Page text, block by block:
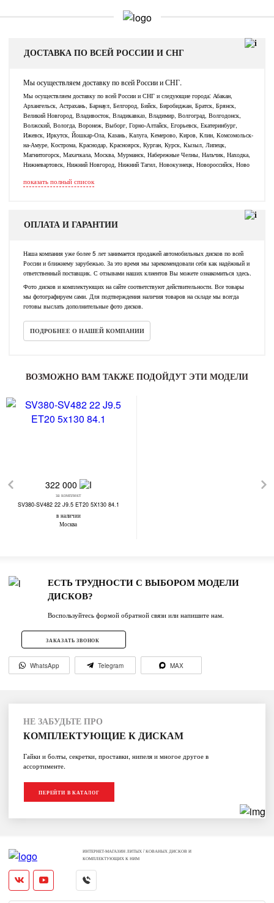
ДОСТАВКА ПО ВСЕЙ РОССИИ И СНГ
Мы осуществляем доставку по всей России и СНГ.
Мы осуществляем доставку по всей России и СНГ и следующие города: Абакан,
Архангельск, Астрахань, Барнаул, Белгород, Бийск, Биробиджан, Братск, Брянск,
Великий Новгород, Владивосток, Владикавказ, Владимир, Волгоград, Волгодонск,
Волжский, Вологда, Воронеж, Выборг, Горно-Алтайск, Егорьевск, Екатеринбург,
Ижевск, Иркутск, Йошкар-Ола, Казань, Калуга, Кемерово, Киров, Клин, Комсомольск-
на-Амуре, Кострома, Краснодар, Красноярск, Курган, Курск, Кызыл, Липецк,
Магнитогорск, Махачкала, Москва, Мурманск, Набережные Челны, Нальчик, Находка,
Нижневартовск, Нижний Новгород, Нижний Тагил, Новокузнецк, Новороссийск, Ново
показать полный список
ОПЛАТА И ГАРАНТИИ
Наша компания уже более 5 лет занимается продажей автомобильных дисков по всей
России и ближнему зарубежью. За это время мы зарекомендовали себя как надёжный и
ответственный поставщик. С отзывами наших клиентов Вы можете ознакомиться здесь.
Фото дисков и комплектующих на сайте соответствуют действительности. Все товары
мы фотографируем сами. Для подтверждения наличия товаров на складе мы всегда
готовы выслать дополнительные фото дисков.
ПОДРОБНЕЕ О НАШЕЙ КОМПАНИИ
ВОЗМОЖНО ВАМ ТАКЖЕ ПОДОЙДУТ ЭТИ МОДЕЛИ
322 000
за комплект
SV380-SV482 22 J9.5 ET20 5X130 84.1
в наличии
Москва
ЕСТЬ ТРУДНОСТИ С ВЫБОРОМ МОДЕЛИ
ДИСКОВ?
Воспользуйтесь формой обратной связи или напишите нам.
ЗАКАЗАТЬ ЗВОНОК
WhatsApp Telegram MAX
НЕ ЗАБУДЬТЕ ПРО
КОМПЛЕКТУЮЩИЕ К ДИСКАМ
Гайки и болты, секретки, проставки, нипеля и многое другое в
ассортименте.
ПЕРЕЙТИ В КАТАЛОГ
ИНТЕРНЕТ-МАГАЗИН ЛИТЫХ / КОВАНЫХ ДИСКОВ И
КОМПЛЕКТУЮЩИХ К НИМ